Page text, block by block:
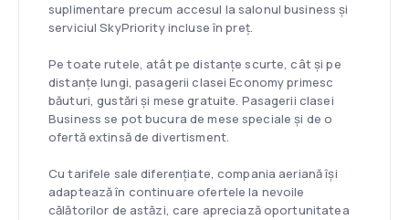
suplimentare precum accesul la salonul business și
serviciul SkyPriority incluse în preț.
Pe toate rutele, atât pe distanțe scurte, cât și pe
distanțe lungi, pasagerii clasei Economy primesc
băuturi, gustări și mese gratuite. Pasagerii clasei
Business se pot bucura de mese speciale și de o
ofertă extinsă de divertisment.
Cu tarifele sale diferențiate, compania aeriană își
adaptează în continuare ofertele la nevoile
călătorilor de astăzi, care apreciază oportunitatea